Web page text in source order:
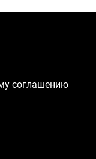
соглашению